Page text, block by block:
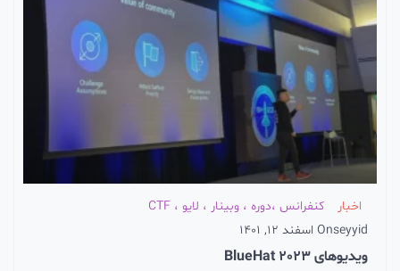
کنفرانس ،دوره ، وبینار ، لایو ، CTF
seyyid
On اسفند 12, 1401
ویدیوهای BlueHat 2023